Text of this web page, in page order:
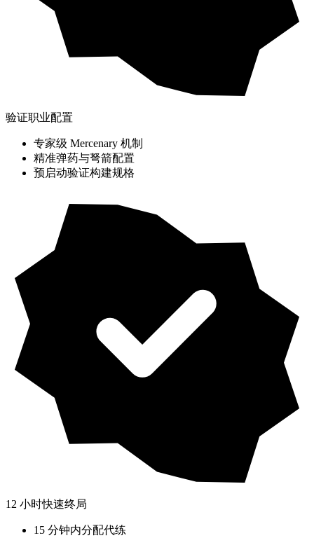
验证职业配置
专家级 Mercenary 机制
精准弹药与弩箭配置
预启动验证构建规格
12 小时快速终局
15 分钟内分配代练